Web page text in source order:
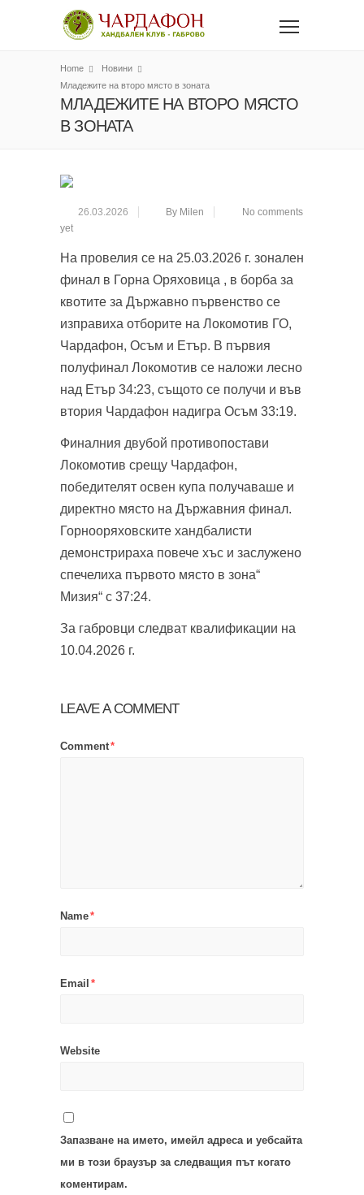
Home
Новини
Младежите на второ място в зоната
МЛАДЕЖИТЕ НА ВТОРО МЯСТО
В ЗОНАТА
26.03.2026 By Milen
No comments
yet
На провелия се на 25.03.2026 г. зонален
финал в Горна Оряховица , в борба за
квотите за Държавно първенство се
изправиха отборите на Локомотив ГО,
Чардафон, Осъм и Етър. В първия
полуфинал Локомотив се наложи лесно
над Етър 34:23, същото се получи и във
втория Чардафон надигра Осъм 33:19.
Финалния двубой противопостави
Локомотив срещу Чардафон,
победителят освен купа получаваше и
директно място на Държавния финал.
Горнооряховските хандбалисти
демонстрираха повече хъс и заслужено
спечелиха първото място в зона“
Мизия“ с 37:24.
За габровци следват квалификации на
10.04.2026 г.
LEAVE A COMMENT
Comment*
Name*
Email *
Website
Запазване на името, имейл адреса и уебсайта
ми в този браузър за следващия път когато
коментирам.